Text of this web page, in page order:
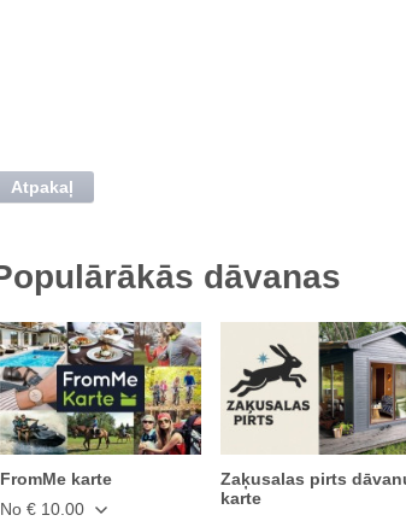
Atpakaļ
dāvanas
FromMe karte
No € 10.00
Zaķusalas pirts
karte